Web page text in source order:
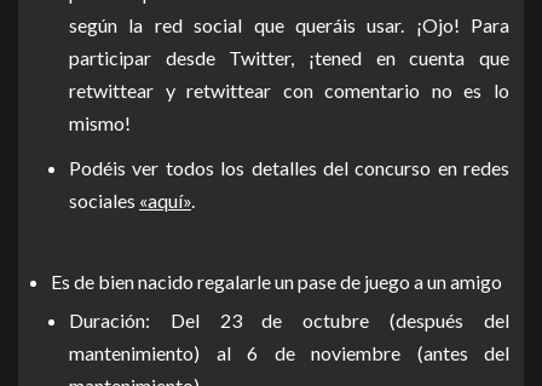
según la red social que queráis usar. ¡Ojo! Para
participar desde Twitter, ¡tened en cuenta que
retwittear y retwittear con comentario no es lo
mismo!
Podéis ver todos los detalles del concurso en redes
sociales «aquí».
Es de bien nacido regalarle un pase de juego a un amigo
Duración: Del 23 de octubre (después del
mantenimiento) al 6 de noviembre (antes del